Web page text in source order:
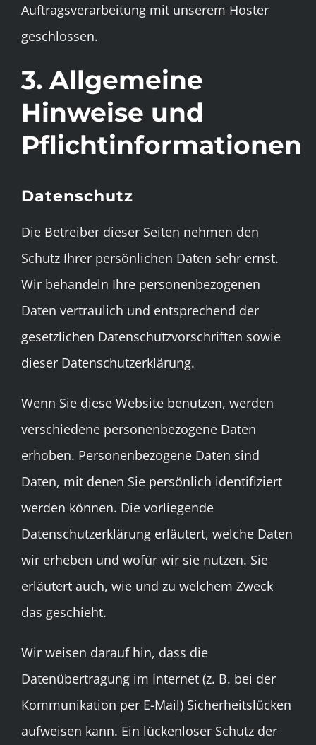
Auftragsverarbeitung mit unserem Hoster
geschlossen.
3. Allgemeine
Hinweise und
Pflichtinformationen
Datenschutz
Die Betreiber dieser Seiten nehmen den
Schutz Ihrer persönlichen Daten sehr ernst.
Wir behandeln Ihre personenbezogenen
Daten vertraulich und entsprechend der
gesetzlichen Datenschutzvorschriften sowie
dieser Datenschutzerklärung.
Wenn Sie diese Website benutzen, werden
verschiedene personenbezogene Daten
erhoben. Personenbezogene Daten sind
Daten, mit denen Sie persönlich identifiziert
werden können. Die vorliegende
Datenschutzerklärung erläutert, welche Daten
wir erheben und wofür wir sie nutzen. Sie
erläutert auch, wie und zu welchem Zweck
das geschieht.
Wir weisen darauf hin, dass die
Datenübertragung im Internet (z. B. bei der
Kommunikation per E-Mail) Sicherheitslücken
aufweisen kann. Ein lückenloser Schutz der